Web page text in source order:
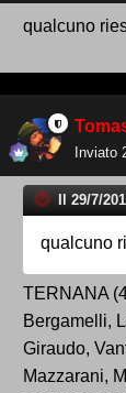
qualcuno
Inviato
Il 29/7/
qualcuno
TERNANA
Bergamelli,
Giraudo,
Mazzarani,